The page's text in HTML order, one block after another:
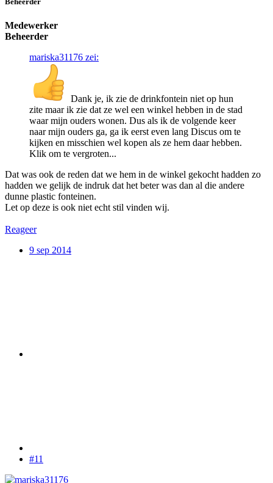
Medewerker
Beheerder
mariska31176 zei:
Dank je, ik zie de drinkfontein niet op hun
zite maar ik zie dat ze wel een winkel hebben in de stad
waar mijn ouders wonen. Dus als ik de volgende keer
naar mijn ouders ga, ga ik eerst even lang Discus om te
kijken en misschien wel kopen als ze hem daar hebben.
Klik om te vergroten...
Dat was ook de reden dat we hem in de winkel gekocht hadden zo
hadden we gelijk de indruk dat het beter was dan al die andere
dunne plastic fonteinen.
Let op deze is ook niet echt stil vinden wij.
Reageer
9 sep 2014
#11